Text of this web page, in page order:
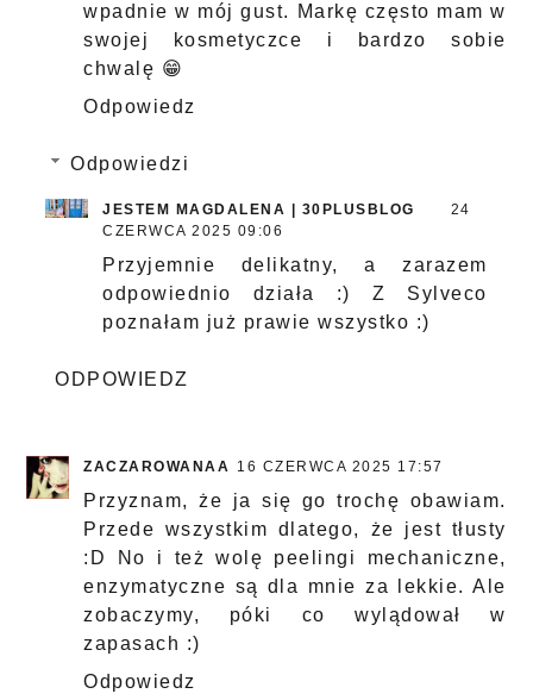
wpadnie w mój gust. Markę często mam w
swojej kosmetyczce i bardzo sobie
chwalę 😁
Odpowiedz
Odpowiedzi
JESTEM MAGDALENA | 30PLUSBLOG
24
CZERWCA 2025 09:06
Przyjemnie delikatny, a zarazem
odpowiednio działa :) Z Sylveco
poznałam już prawie wszystko :)
ODPOWIEDZ
ZACZAROWANAA 16 CZERWCA 2025 17:57
Przyznam, że ja się go trochę obawiam.
Przede wszystkim dlatego, że jest tłusty
:D No i też wolę peelingi mechaniczne,
enzymatyczne są dla mnie za lekkie. Ale
zobaczymy, póki co wylądował w
zapasach :)
Odpowiedz